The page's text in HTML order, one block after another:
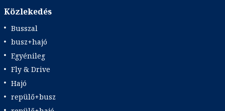
Közlekedés
Busszal
busz+hajó
Egyénileg
Fly & Drive
Hajó
repülő+busz